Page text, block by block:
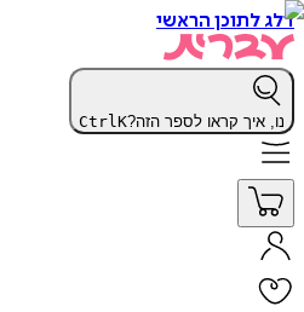
דלג לתוכן הראשי
נו, איך קראו לספר הזה? CtrlK